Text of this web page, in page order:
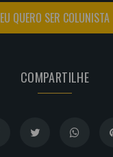
EU QUERO SER COLUNISTA
COMPARTILHE